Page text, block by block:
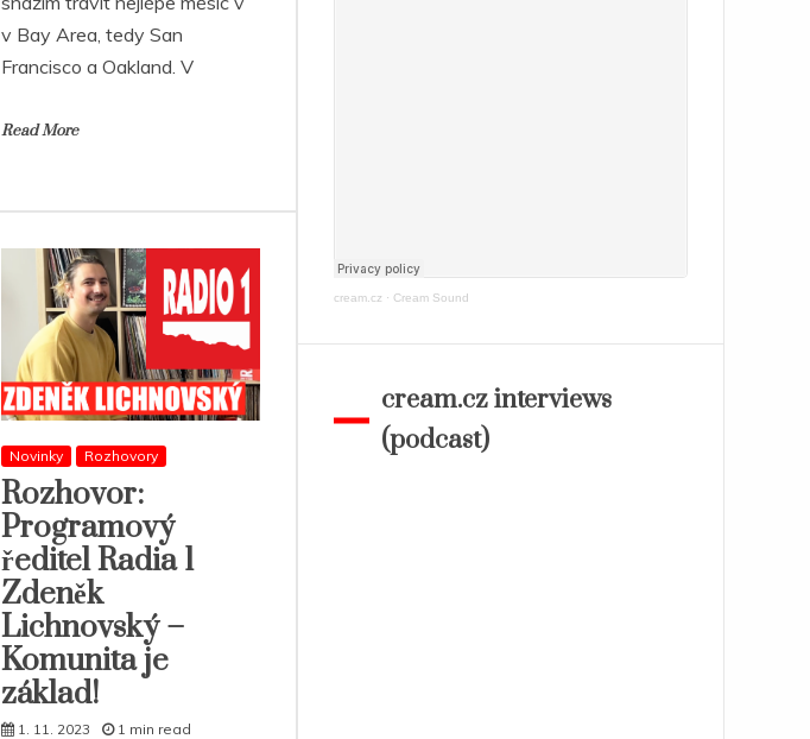
v Bay Area, tedy San
Francisco a Oakland. V
Read More
Novinky Rozhovory
Rozhovor:
Programový
ředitel Radia 1
Zdeněk
Lichnovský –
Komunita je
základ!
1. 11. 2023
1 min read
cream.cz · Cream Sound
cream.cz interviews
(podcast)